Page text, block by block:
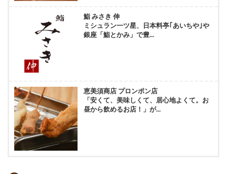
鮨 みさき 伸
ミシュラン一ツ星、日本料亭｢あいちや｣や
銀座「鮨とかみ」で豊...
恵美須商店 プロンポン店
「安くて、美味しくて、居心地よくて。お
昼から飲めるお店！」が...